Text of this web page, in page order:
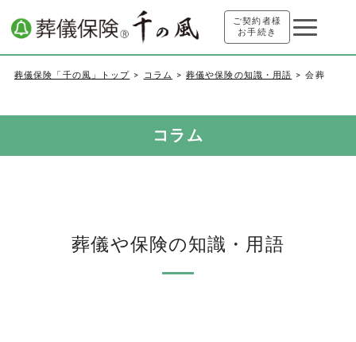
ご契約者様
お手続き
葬儀保険「千の風」トップ コラム 葬儀や保険の知識・用語 会葬
コラム
葬儀や保険の知識・用語